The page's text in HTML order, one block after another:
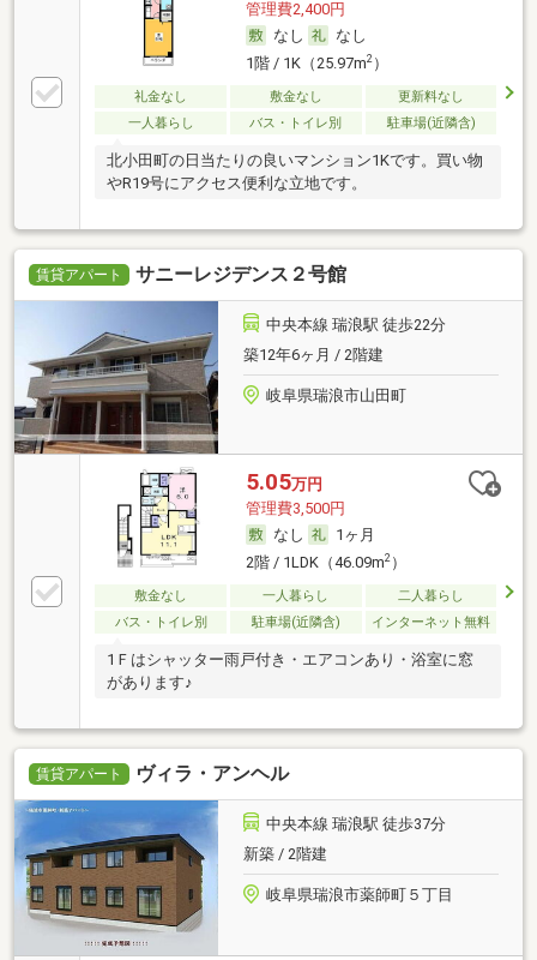
管理費2,400円
なし
なし
1階 / 1K（25.97m2）
礼金なし 敷金なし
更新料なし
一人暮らし
バス・トイレ別 駐車場(近隣含)
北小田町の日当たりの良いマンション1Kです。買い物
やR19号にアクセス便利な立地です。
賃貸アパート サニーレジデンス２号館
中央本線 瑞浪駅 徒歩22分
築12年6ヶ月 / 2階建
岐阜県瑞浪市山田町
5.05万円
管理費3,500円
なし
1ヶ月
2階 / 1LDK（46.09m2）
敷金なし 一人暮らし
二人暮らし
バス・トイレ別
駐車場(近隣含) インターネット無料
1Ｆはシャッター雨戸付き・エアコンあり・浴室に窓
があります♪
賃貸アパート ヴィラ・アンヘル
中央本線 瑞浪駅 徒歩37分
新築 / 2階建
岐阜県瑞浪市薬師町５丁目